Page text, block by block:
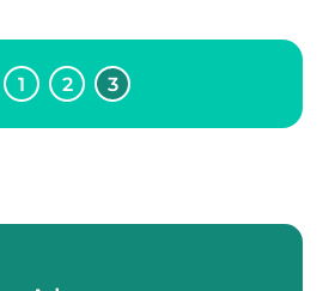
kunskap på hög nivå.
Inte bara behöver du
veta ...
1 2 3